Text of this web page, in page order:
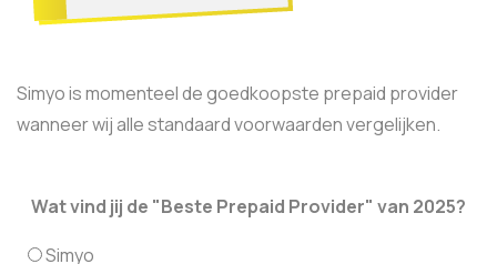
Simyo is momenteel de goedkoopste prepaid provider
wanneer wij alle standaard voorwaarden vergelijken.
Wat vind jij de "Beste Prepaid Provider" van 2025?
Simyo